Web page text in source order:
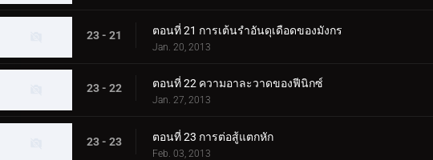
23 - 21 ตอนที่ 21 การเต้นรำอันดุเดือดของมังกร
Jan. 20, 2013
23 - 22 ตอนที่ 22 ความอาละวาดของฟีนิกซ์
Jan. 27, 2013
23 - 23 ตอนที่ 23 การต่อสู้แตกหัก
Feb. 03, 2013